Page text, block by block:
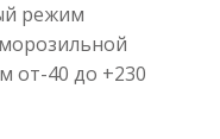
режим
от-40 до +230